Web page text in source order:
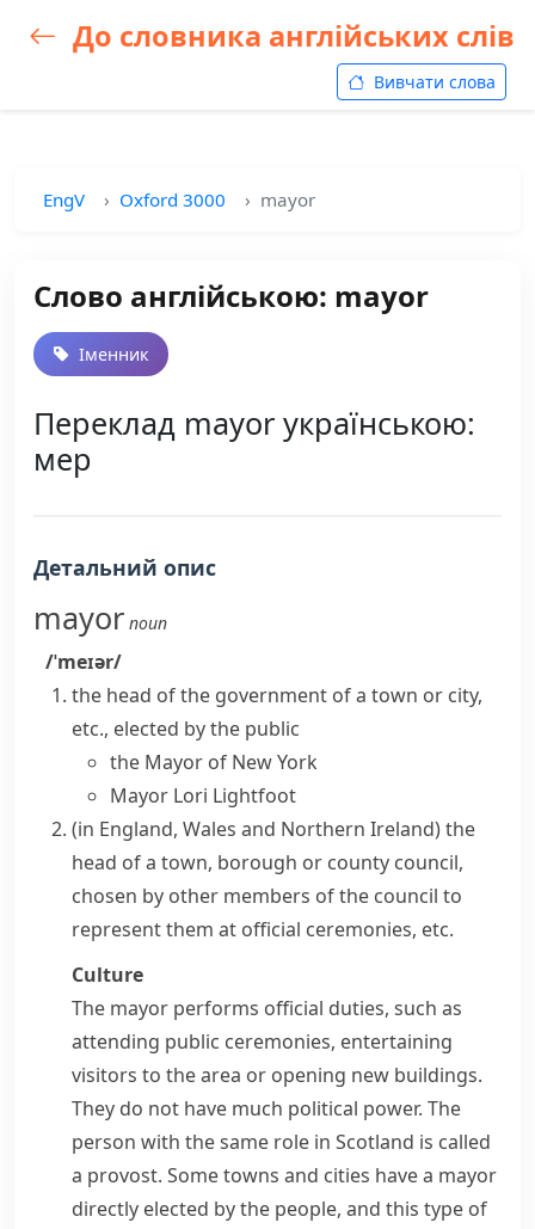
До словника англійських слів
Вивчати слова
EngV Oxford 3000 mayor
Слово англійською: mayor
Іменник
Переклад mayor українською:
мер
Детальний опис
mayor noun
/ˈmeɪər/
the head of the government of a town or city,
etc., elected by the public
the Mayor of New York
Mayor Lori Lightfoot
(in England, Wales and Northern Ireland) the
head of a town, borough or county council,
chosen by other members of the council to
represent them at official ceremonies, etc.
Culture
The mayor performs official duties, such as
attending public ceremonies, entertaining
visitors to the area or opening new buildings.
They do not have much political power. The
person with the same role in Scotland is called
a provost. Some towns and cities have a mayor
directly elected by the people, and this type of